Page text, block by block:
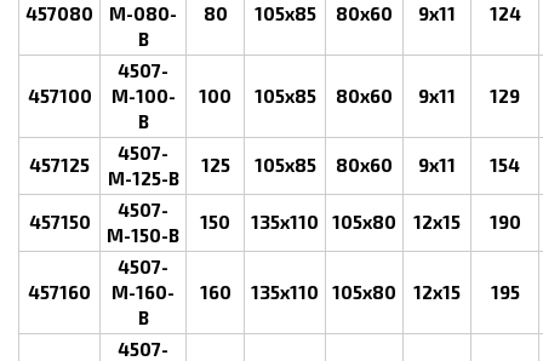
457080
M-080-
B
80 105x85 80x60 9x11 124
457100
4507-
M-100-
B
100 105x85 80x60 9x11 129
457125
4507-
M-125-B
125 105x85 80x60 9x11 154
457150
4507-
M-150-B
150 135x110 105x80 12х15 190
457160
4507-
M-160-
B
160 135x110 105x80 12х15 195
4507-